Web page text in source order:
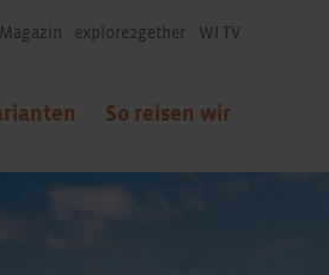
explore2gether WI TV
So reisen wir